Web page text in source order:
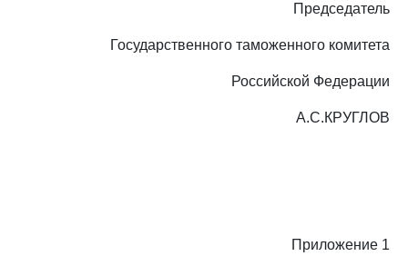
Председатель
Государственного таможенного комитета
Российской Федерации
А.С.КРУГЛОВ
Приложение 1